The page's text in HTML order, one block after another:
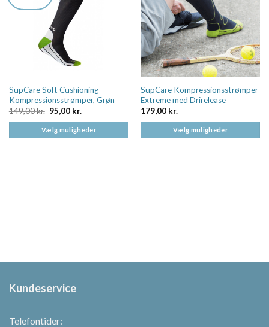
SupCare Soft Cushioning
Kompressionsstrømper, Grøn
149,00kr. Den
oprindelige
pris
var:
149,00 kr..
95,00 kr.
pris
er:
95,00 kr..
Vælg muligheder
SupCare Kompressionsstrømper
Extreme med Drirelease
179,00 kr.
Vælg muligheder
Kundeservice
Telefontider: